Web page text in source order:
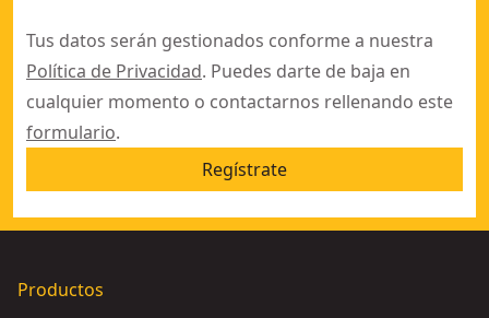
Tus datos serán gestionados conforme a nuestra
Política de Privacidad. Puedes darte de baja en
cualquier momento o contactarnos rellenando este
formulario.
Regístrate
Productos